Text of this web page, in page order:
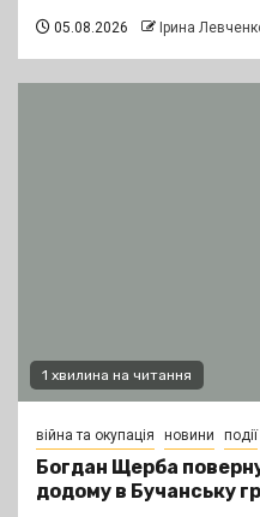
05.08.2026 Ірина
1 хвилина на читання
війна та окупація новини події
Богдан Щерба
додому в Бучанську